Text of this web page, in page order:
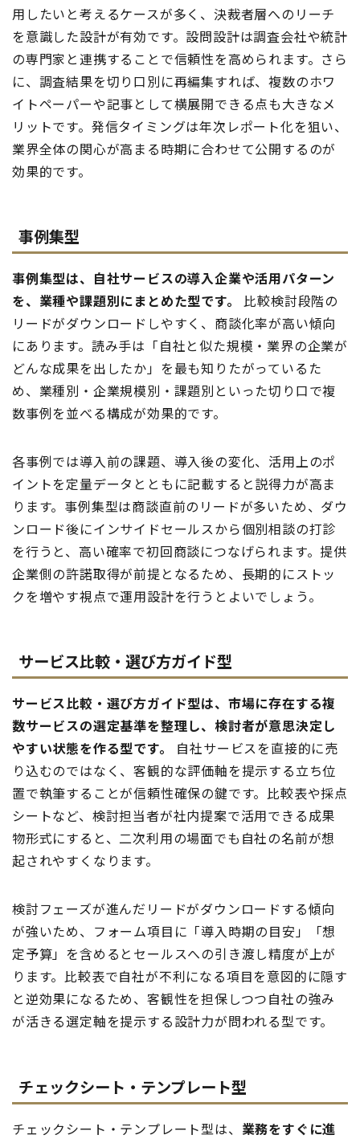
用したいと考えるケースが多く、決裁者層へのリーチ
を意識した設計が有効です。設問設計は調査会社や統計
の専門家と連携することで信頼性を高められます。さら
に、調査結果を切り口別に再編集すれば、複数のホワ
イトペーパーや記事として横展開できる点も大きなメ
リットです。発信タイミングは年次レポート化を狙い、
業界全体の関心が高まる時期に合わせて公開するのが
効果的です。
事例集型
事例集型は、自社サービスの導入企業や活用パターン
を、業種や課題別にまとめた型です。
比較検討段階の
リードがダウンロードしやすく、商談化率が高い傾向
にあります。読み手は「自社と似た規模・業界の企業が
どんな成果を出したか」を最も知りたがっているた
め、業種別・企業規模別・課題別といった切り口で複
数事例を並べる構成が効果的です。
各事例では導入前の課題、導入後の変化、活用上のポ
イントを定量データとともに記載すると説得力が高ま
ります。事例集型は商談直前のリードが多いため、ダウ
ンロード後にインサイドセールスから個別相談の打診
を行うと、高い確率で初回商談につなげられます。提供
企業側の許諾取得が前提となるため、長期的にストッ
クを増やす視点で運用設計を行うとよいでしょう。
サービス比較・選び方ガイド型
サービス比較・選び方ガイド型は、市場に存在する複
数サービスの選定基準を整理し、検討者が意思決定し
やすい状態を作る型です。
自社サービスを直接的に売
り込むのではなく、客観的な評価軸を提示する立ち位
置で執筆することが信頼性確保の鍵です。比較表や採点
シートなど、検討担当者が社内提案で活用できる成果
物形式にすると、二次利用の場面でも自社の名前が想
起されやすくなります。
検討フェーズが進んだリードがダウンロードする傾向
が強いため、フォーム項目に「導入時期の目安」「想
定予算」を含めるとセールスへの引き渡し精度が上が
ります。比較表で自社が不利になる項目を意図的に隠す
と逆効果になるため、客観性を担保しつつ自社の強み
が活きる選定軸を提示する設計力が問われる型です。
チェックシート・テンプレート型
チェックシート・テンプレート型は、 業務をすぐに進